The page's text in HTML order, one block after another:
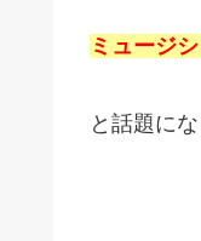
ミュージ
と話題に